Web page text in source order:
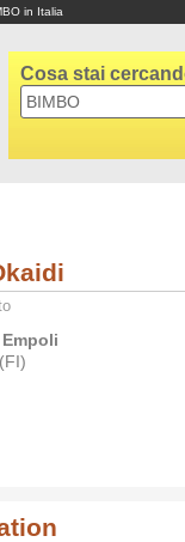
in Italia
Cosa stai